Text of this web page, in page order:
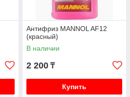
Антифриз MANNOL AF12
(красный)
В наличии
2 200 ₸
Купить